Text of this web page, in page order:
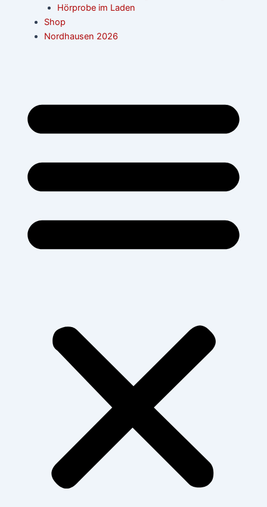
Hörprobe im Laden
Shop
Nordhausen 2026